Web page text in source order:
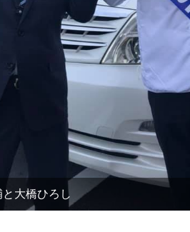
大橋ひろし